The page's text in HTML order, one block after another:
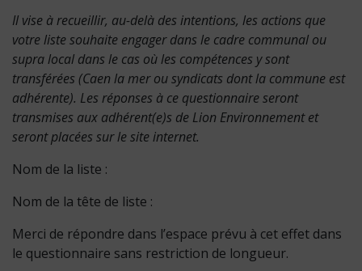
Il vise à recueillir, au-delà des intentions, les actions que
votre liste souhaite engager dans le cadre communal ou
supra local dans le cas où les compétences y sont
transférées (Caen la mer ou syndicats dont la commune est
adhérente). Les réponses à ce questionnaire seront
transmises aux adhérent(e)s de Lion Environnement et
seront placées sur le site internet.
Nom de la liste :
Nom de la tête de liste :
Merci de répondre dans l’espace prévu à cet effet dans
le questionnaire sans restriction de longueur.